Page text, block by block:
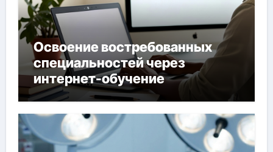
Освоение востребованных
специальностей через
интернет-обучение